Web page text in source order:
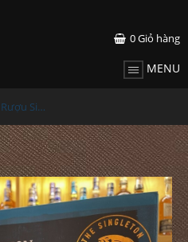
0Giỏ hàng
MENU
Rượu Singleton 12 - Hộp Quà Tết 2022